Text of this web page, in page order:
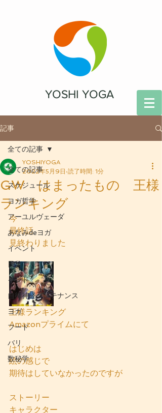
YOSHI YOGA
記事
全ての記事
スケジュール
ヨガ哲学
アーユルヴェーダ
あなみdeヨガ
イベント
日常
インド
自律神経メンテナンス
ヨガ
フード
バリ
数秘学
全ての記事
GW はまったもの 王様
ランキング
YOSHIYOGA
2022年5月9日 読了時間: 1分
今
最終話
見終わりました
王様ランキング
Amazonプライムにて
はじめは
絵の感じで
期待はしていなかったのですが
ストーリー
キャラクター